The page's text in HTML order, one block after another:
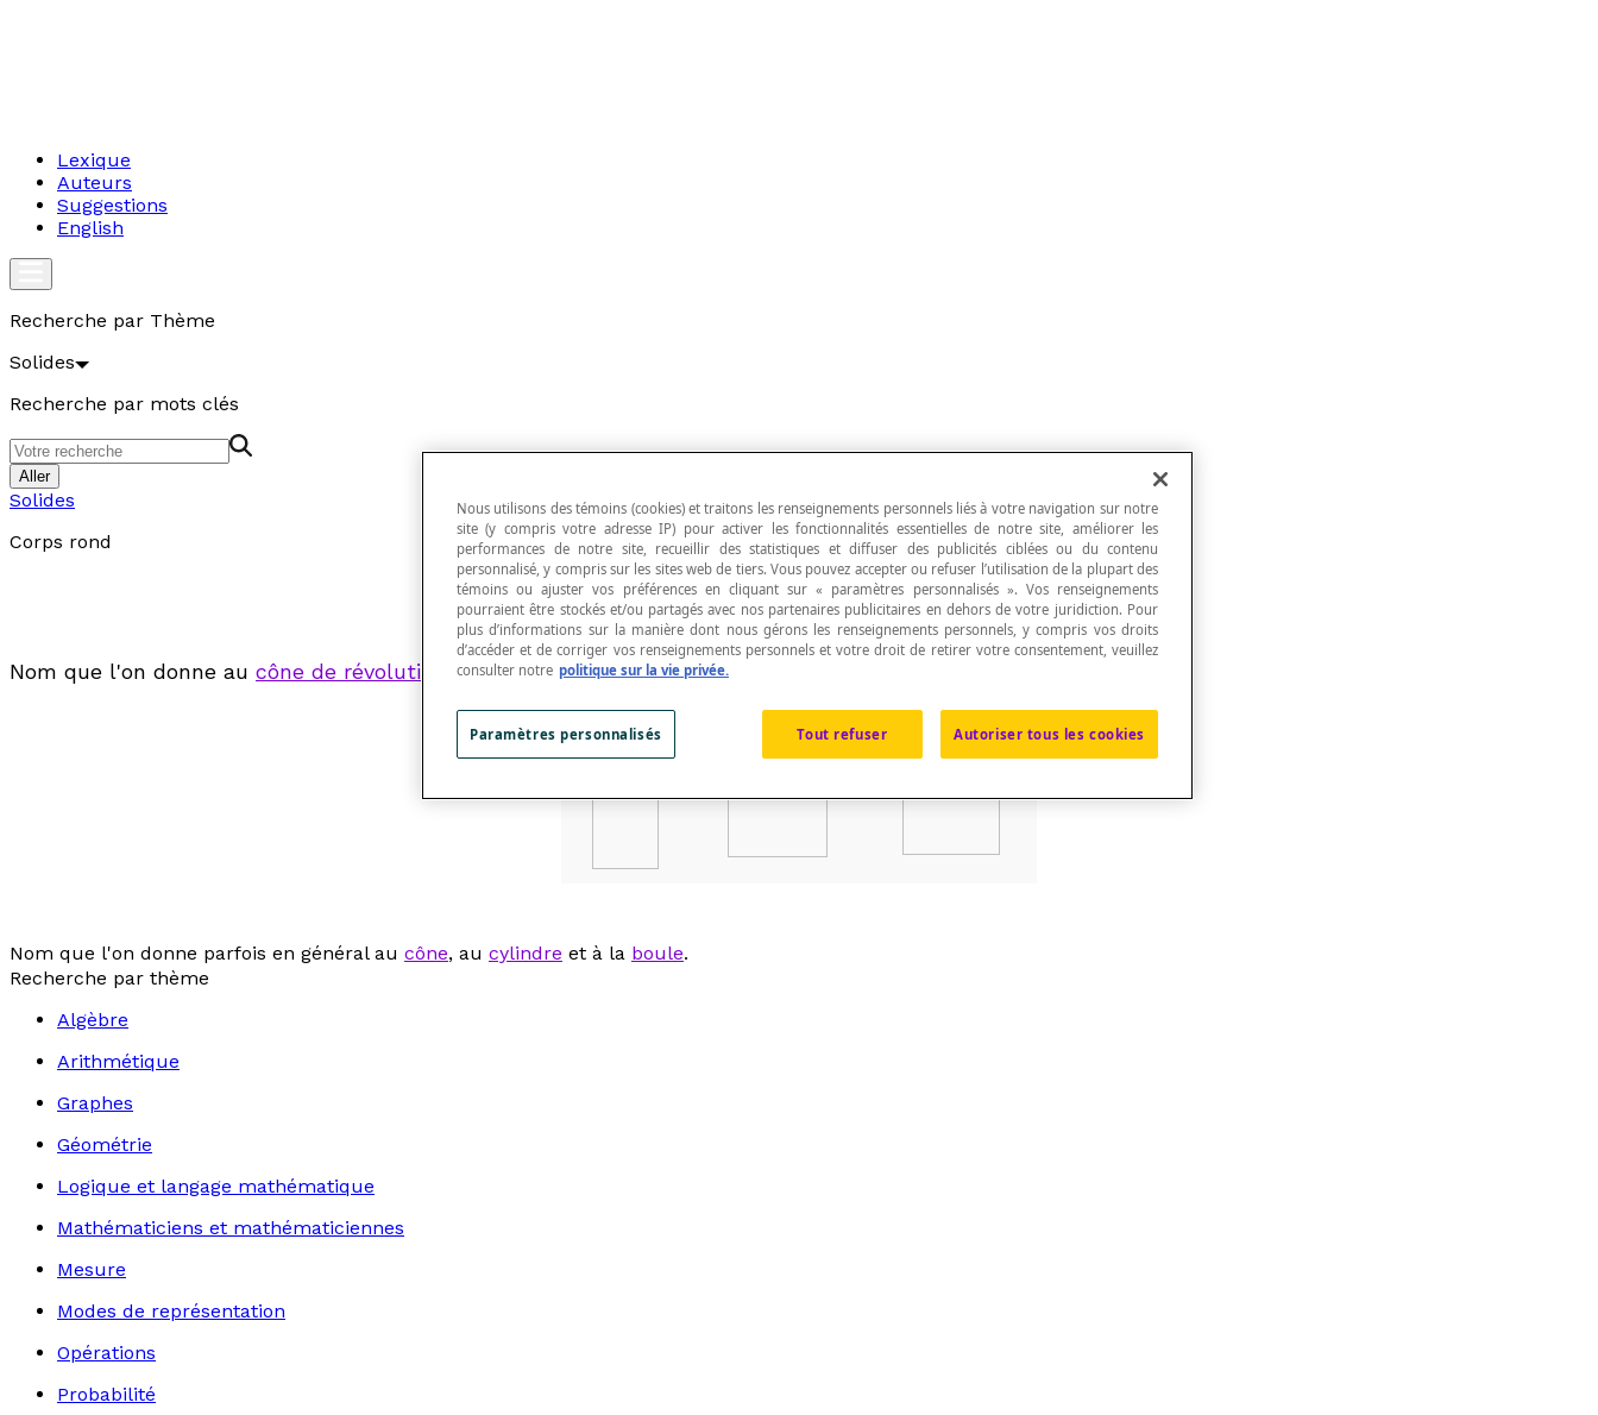
Lexique
Auteurs
Suggestions
English
Recherche par Thème
Solides
Recherche par mots clés
Aller
Solides
Corps rond
Nom que l'on donne au cône de révolution , aucylindre de révolutionet à la
Cône
Cylindre Boule
Nom que l'on donne parfois en général au cône, au cylindre et à la boule.
Recherche par thème
Algèbre
Arithmétique
Graphes
Géométrie
Logique et langage mathématique
Mathématiciens et mathématiciennes
Mesure
Modes de représentation
Opérations
Probabilité
Nous utilisons des témoins (cookies) et traitons les renseignements personnels liés à votre navigation sur notre
site (y compris votre adresse IP) pour activer les fonctionnalités essentielles de notre site, améliorer les
performances de notre site, recueillir des statistiques et diffuser des publicités ciblées ou du contenu
personnalisé, y compris sur les sites web de tiers. Vous pouvez accepter ou refuser l’utilisation de la plupart des
témoins ou ajuster vos préférences en cliquant sur « paramètres personnalisés ». Vos renseignements
pourraient être stockés et/ou partagés avec nos partenaires publicitaires en dehors de votre juridiction. Pour
plus d’informations sur la manière dont nous gérons les renseignements personnels, y compris vos droits
d’accéder et de corriger vos renseignements personnels et votre droit de retirer votre consentement, veuillez
consulter notre politique sur la vie privée.
Tout refuser Autoriser tous les cookies
Paramètres personnalisés